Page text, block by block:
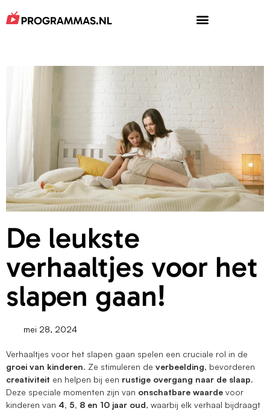
De leukste
verhaaltjes voor het
slapen gaan!
mei 28, 2024
Verhaaltjes voor het slapen gaan spelen een cruciale rol in de
groei van kinderen. Ze stimuleren de verbeelding, bevorderen
creativiteit en helpen bij een rustige overgang naar de slaap.
Deze speciale momenten zijn van onschatbare waarde voor
kinderen van 4, 5, 8 en 10 jaar oud, waarbij elk verhaal bijdraagt